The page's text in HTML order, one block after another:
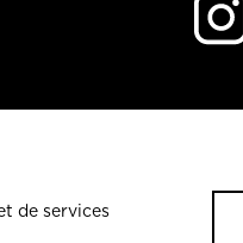
de services